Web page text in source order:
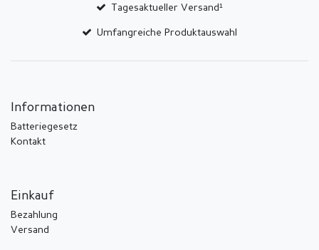
Tagesaktueller Versand¹
Umfangreiche Produktauswahl
Informationen
Batteriegesetz
Kontakt
Einkauf
Bezahlung
Versand